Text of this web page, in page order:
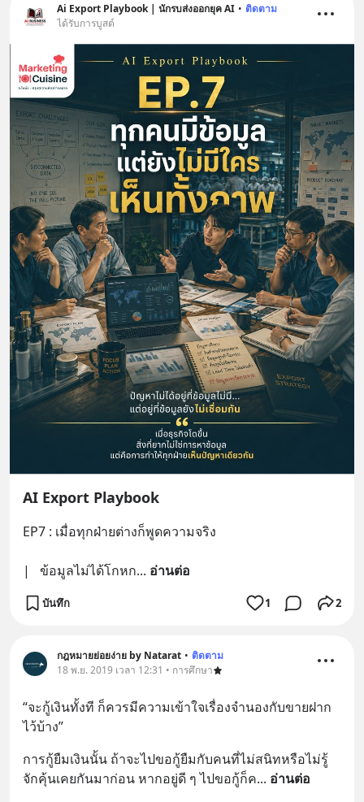
Ai Export Playbook | นักรบส่งออกยุค AI • ติดตาม
ได้รับการบูสต์
AI Export Playbook
EP7 : เมื่อทุกฝ่ายต่างก็พูดความจริง
|   ข้อมูลไม่ได้โกหก... อ่านต่อ
บันทึก 1 2
กฎหมายย่อยง่าย by Natarat • ติดตาม
18 พ.ย. 2019 เวลา 12:31 • การศึกษา
“จะกู้เงินทั้งที ก็ควรมีความเข้าใจเรื่องจำนองกับขายฝาก
ไว้บ้าง”
การกู้ยืมเงินนั้น ถ้าจะไปขอกู้ยืมกับคนที่ไม่สนิทหรือไม่รู้
จักคุ้นเคยกันมาก่อน หากอยู่ดี ๆ ไปขอกู้ก็ค... อ่านต่อ